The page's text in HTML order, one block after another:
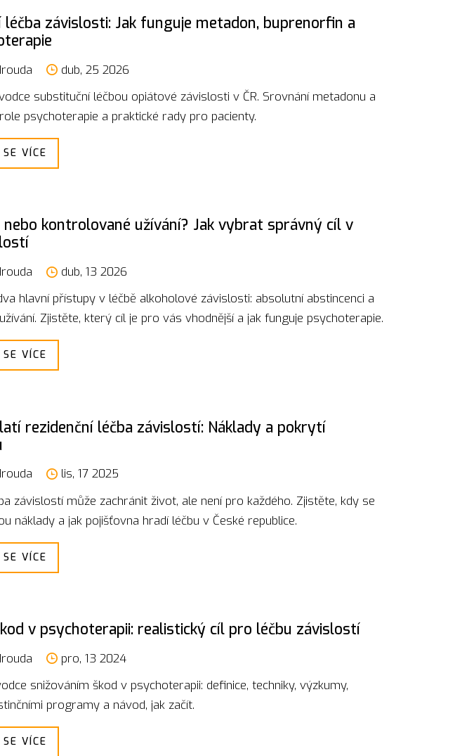
závislosti: Jak funguje metadon, buprenorfin a
dub, 25 2026
substituční léčbou opiátové závislosti v ČR. Srovnání metadonu a
psychoterapie a praktické rady pro pacienty.
VÍCE
nebo kontrolované užívání? Jak vybrat správný cíl v
dub, 13 2026
hlavní přístupy v léčbě alkoholové závislosti: absolutní abstincenci a
Zjistěte, který cíl je pro vás vhodnější a jak funguje psychoterapie.
VÍCE
rezidenční léčba závislostí: Náklady a pokrytí
lis, 17 2025
závislostí může zachránit život, ale není pro každého. Zjistěte, kdy se
náklady a jak pojišťovna hradí léčbu v České republice.
VÍCE
v psychoterapii: realistický cíl pro léčbu závislostí
pro, 13 2024
snižováním škod v psychoterapii: definice, techniky, výzkumy,
programy a návod, jak začít.
VÍCE